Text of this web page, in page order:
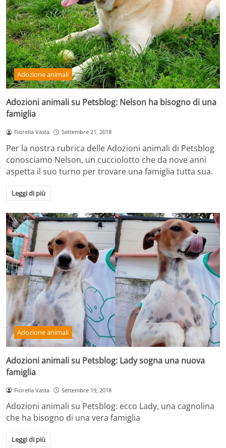
Adozione animali
Adozioni animali su Petsblog: Nelson ha bisogno di una
famiglia
Fiorella Vasta Settembre 21, 2018
Per la nostra rubrica delle Adozioni animali di Petsblog
conosciamo Nelson, un cucciolotto che da nove anni
aspetta il suo turno per trovare una famiglia tutta sua.
Leggi di più
Adozione animali
Adozioni animali su Petsblog: Lady sogna una nuova
famiglia
Fiorella Vasta Settembre 19, 2018
Adozioni animali su Petsblog: ecco Lady, una cagnolina
che ha bisogno di una vera famiglia
Leggi di più